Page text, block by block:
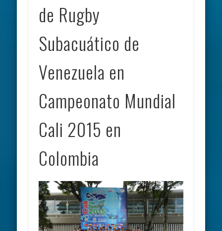
de Rugby
Subacuático de
Venezuela en
Campeonato Mundial
Cali 2015 en
Colombia